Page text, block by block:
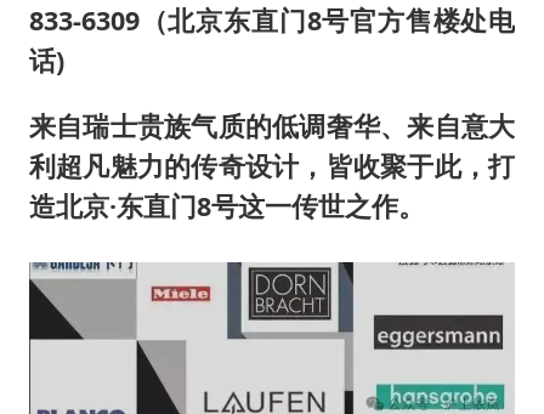
833-6309（北京东直门8号官方售楼处电
话)
来自瑞士贵族气质的低调奢华、来自意大
利超凡魅力的传奇设计，皆收聚于此，打
造北京·东直门8号这一传世之作。